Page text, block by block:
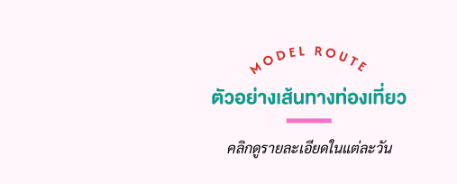
คลิกดูรายละเอียดในแต่ละวัน